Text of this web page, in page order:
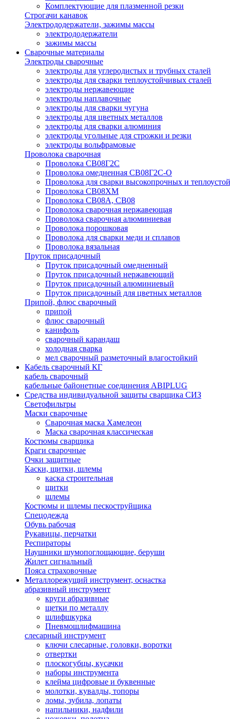
Комплектующие для плазменной резки
Строгачи канавок
Электрододержатели, зажимы массы
электрододержатели
зажимы массы
Сварочные материалы
Электроды сварочные
электроды для углеродистых и трубных сталей
электроды для сварки теплоустойчивых сталей
электроды нержавеющие
электроды наплавочные
электроды для сварки чугуна
электроды для цветных металлов
электроды для сварки алюминия
электроды угольные для строжки и резки
электроды вольфрамовые
Проволока сварочная
Проволока СВ08Г2С
Проволока омедненная СВ08Г2С-О
Проволока для сварки высокопрочных и
Проволока СВ08ХМ
Проволока СВ08А, СВ08
Проволока сварочная нержавеющая
Проволока сварочная алюминиевая
Проволока порошковая
Проволока для сварки меди и сплавов
Проволока вязальная
Пруток присадочный
Пруток присадочный омедненный
Пруток присадочный нержавеющий
Пруток присадочный алюминиевый
Пруток присадочный для цветных металлов
Припой, флюс сварочный
припой
флюс сварочный
канифоль
сварочный карандаш
холодная сварка
мел сварочный разметочный влагостойкий
Кабель сварочный КГ
кабель сварочный
кабельные байонетные соединения ABIPLUG
Средства индивидуальной защиты сварщика СИЗ
Светофильтры
Маски сварочные
Сварочная маска Хамелеон
Маска сварочная классическая
Костюмы сварщика
Краги сварочные
Очки защитные
Каски, щитки, шлемы
каска строительная
щитки
шлемы
Костюмы и шлемы пескоструйщика
Спецодежда
Обувь рабочая
Рукавицы, перчатки
Респираторы
Наушники шумопоглощающие, беруши
Жилет сигнальный
Пояса страховочные
Металлорежущий инструмент, оснастка
абразивный инструмент
круги абразивные
щетки по металлу
шлифшкурка
Пневмошлифмашина
слесарный инструмент
ключи слесарные, головки, воротки
отвертки
плоскогубцы, кусачки
наборы инструмента
клейма цифровые и буквенные
молотки, кувалды, топоры
ломы, зубила, лопаты
напильники, надфили